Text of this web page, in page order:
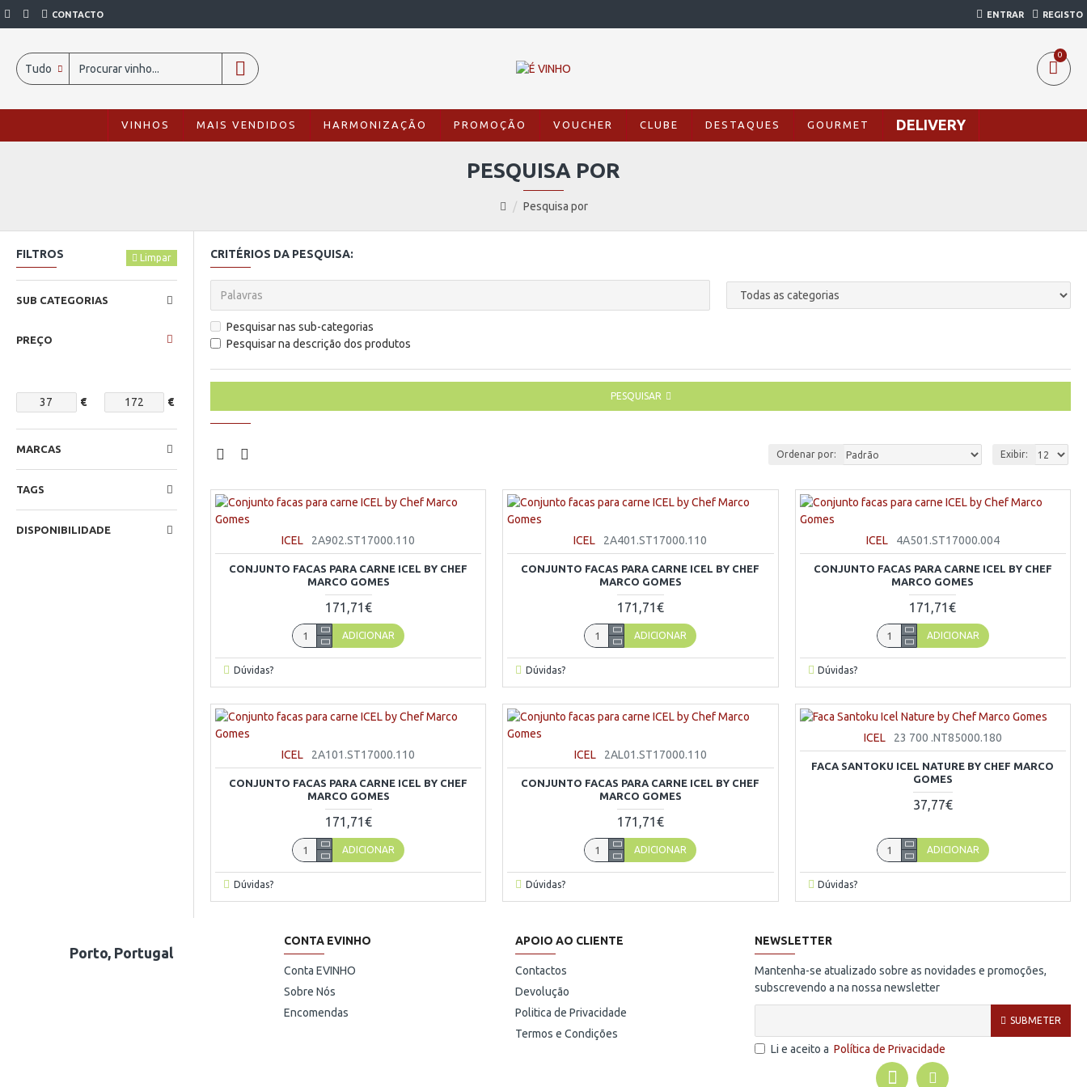
CONTACTO ENTRAR REGISTO
Tudo
0
VINHOS MAIS VENDIDOS HARMONIZAÇÃO PROMOÇÃO VOUCHER CLUBE DESTAQUES GOURMET DELIVERY
Pesquisa por
PESQUISA POR
FILTROS Limpar
PREÇO
€ €
SUB CATEGORIAS
MARCAS
TAGS
DISPONIBILIDADE
CRITÉRIOS DA PESQUISA:
Pesquisar nas sub-categorias
Pesquisar na descrição dos produtos
PESQUISAR
Ordenar por: Exibir:
ICEL 2A902.ST17000.110
CONJUNTO FACAS PARA CARNE ICEL BY CHEF
MARCO GOMES
171,71€
ADICIONAR
Dúvidas?
ICEL 2A401.ST17000.110
CONJUNTO FACAS PARA CARNE ICEL BY CHEF
MARCO GOMES
171,71€
ADICIONAR
Dúvidas?
ICEL 4A501.ST17000.004
CONJUNTO FACAS PARA CARNE ICEL BY CHEF
MARCO GOMES
171,71€
ADICIONAR
Dúvidas?
ICEL 2A101.ST17000.110
CONJUNTO FACAS PARA CARNE ICEL BY CHEF
MARCO GOMES
171,71€
ADICIONAR
Dúvidas?
ICEL 2AL01.ST17000.110
CONJUNTO FACAS PARA CARNE ICEL BY CHEF
MARCO GOMES
171,71€
ADICIONAR
Dúvidas?
ICEL 23 700 .NT85000.180
FACA SANTOKU ICEL NATURE BY CHEF MARCO
GOMES
37,77€
ADICIONAR
Dúvidas?
Porto, Portugal
CONTA EVINHO
Conta EVINHO
Sobre Nós
Encomendas
APOIO AO CLIENTE
Contactos
Devolução
Politica de Privacidade
Termos e Condições
NEWSLETTER
Mantenha-se atualizado sobre as novidades e promoções,
subscrevendo a na nossa newsletter
SUBMETER
Li e aceito a Política de Privacidade